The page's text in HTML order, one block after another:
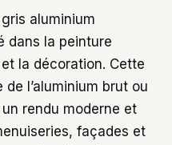
aluminium
dans la peinture
la décoration. Cette
l’aluminium brut ou
rendu moderne et
façades et